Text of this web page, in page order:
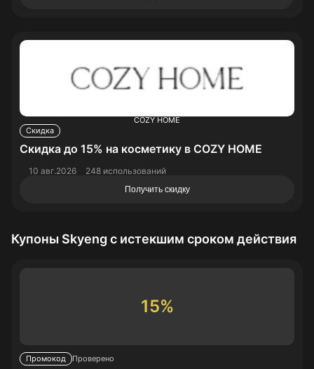
COZY HOME
Скидка
Скидка до 15% на косметику в COZY HOME
10 авг.2026 248 использований
Получить скидку
Купоны Skyeng с истекшим сроком действия
15%
Промокод Проверено